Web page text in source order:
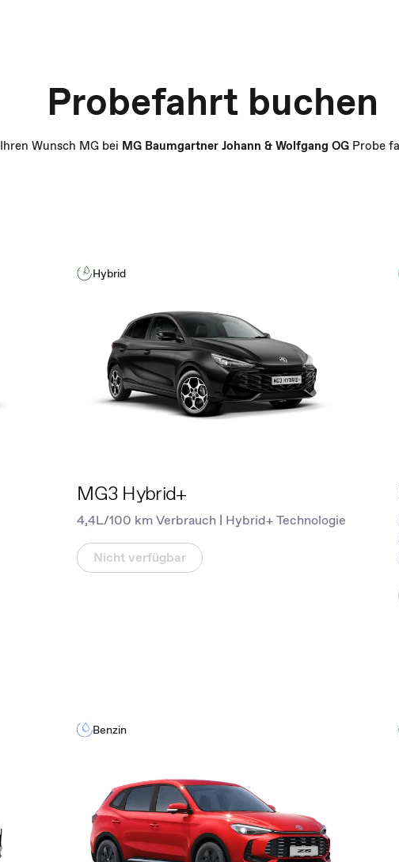
Probefahrt buchen
Ihren Wunsch MG bei MG Baumgartner Johann & Wolfgang OGProbe
Hybrid
MG3 Hybrid+
4,4L/100 km Verbrauch | Hybrid+ Technologie
Nicht verfügbar
Benzin